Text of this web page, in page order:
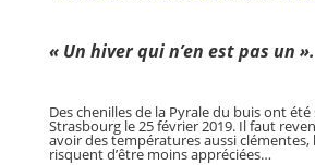
« Un hiver qui n’en est pas un ».
Des chenilles de la Pyrale du buis ont été
Strasbourg le 25 février 2019. Il faut
avoir des températures aussi clémentes,
risquent d’être moins appréciées…